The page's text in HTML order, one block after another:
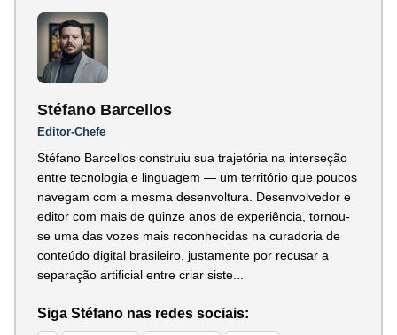
Stéfano Barcellos
Editor-Chefe
Stéfano Barcellos construiu sua trajetória na interseção
entre tecnologia e linguagem — um território que poucos
navegam com a mesma desenvoltura. Desenvolvedor e
editor com mais de quinze anos de experiência, tornou-
se uma das vozes mais reconhecidas na curadoria de
conteúdo digital brasileiro, justamente por recusar a
separação artificial entre criar siste...
Siga Stéfano nas redes sociais: